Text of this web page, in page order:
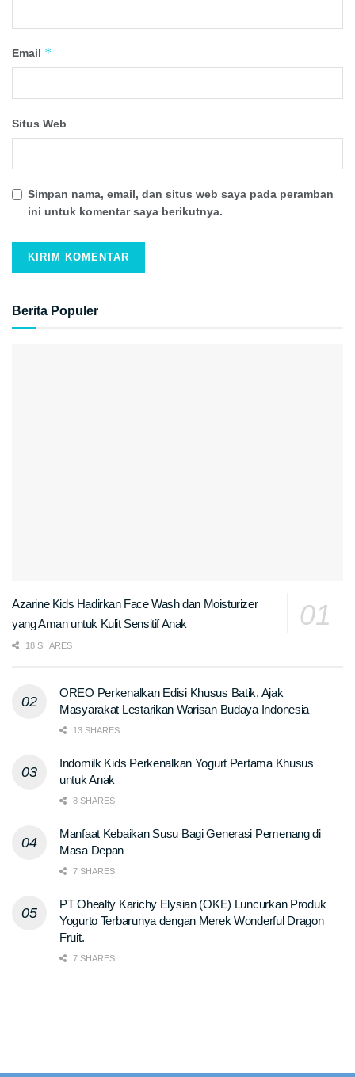
Email *
Situs Web
Simpan nama, email, dan situs web saya pada peramban
ini untuk komentar saya berikutnya.
Berita Populer
Azarine Kids Hadirkan Face Wash dan Moisturizer
yang Aman untuk Kulit Sensitif Anak
18 SHARES
OREO Perkenalkan Edisi Khusus Batik, Ajak
Masyarakat Lestarikan Warisan Budaya Indonesia
13 SHARES
Indomilk Kids Perkenalkan Yogurt Pertama Khusus
untuk Anak
8 SHARES
Manfaat Kebaikan Susu Bagi Generasi Pemenang di
Masa Depan
7 SHARES
PT Ohealty Karichy Elysian (OKE) Luncurkan Produk
Yogurto Terbarunya dengan Merek Wonderful Dragon
Fruit.
7 SHARES